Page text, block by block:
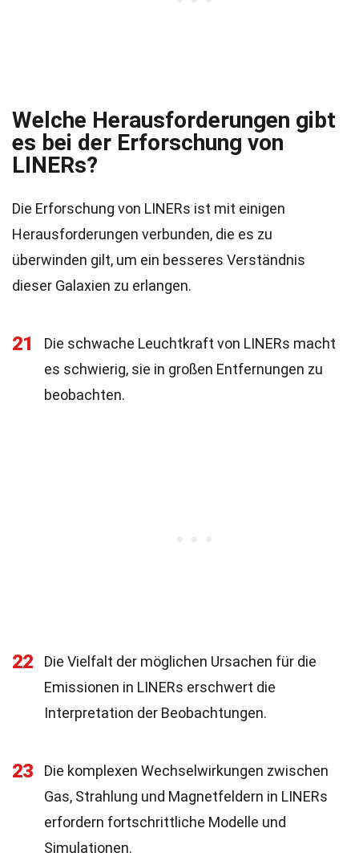
Welche Herausforderungen gibt
es bei der Erforschung von
LINERs?
Die Erforschung von LINERs ist mit einigen
Herausforderungen verbunden, die es zu
überwinden gilt, um ein besseres Verständnis
dieser Galaxien zu erlangen.
21
Die schwache Leuchtkraft von LINERs macht
es schwierig, sie in großen Entfernungen zu
beobachten.
22
Die Vielfalt der möglichen Ursachen für die
Emissionen in LINERs erschwert die
Interpretation der Beobachtungen.
23
Die komplexen Wechselwirkungen zwischen
Gas, Strahlung und Magnetfeldern in LINERs
erfordern fortschrittliche Modelle und
Simulationen.